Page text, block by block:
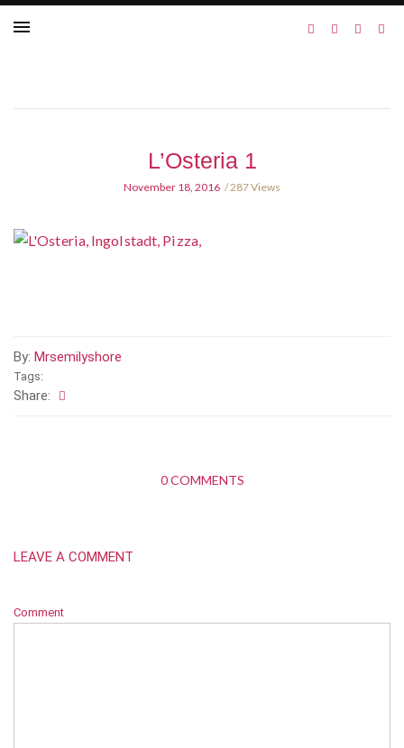
L’Osteria 1
November 18, 2016 287 Views
By: Mrsemilyshore
Tags:
Share:
0 COMMENTS
LEAVE A COMMENT
Comment